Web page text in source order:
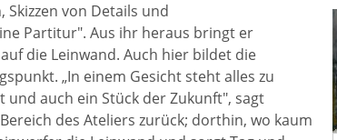
von Details und
Partitur". Aus ihr heraus bringt er
die Leinwand. Auch hier bildet die
„In einem Gesicht steht alles zu
und auch ein Stück der Zukunft", sagt
des Ateliers zurück; dorthin, wo kaum